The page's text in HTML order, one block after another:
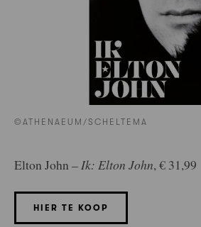
©ATHENAEUM/SCHELTEMA
Elton John – Ik: Elton John, € 31,99
HIER TE KOOP